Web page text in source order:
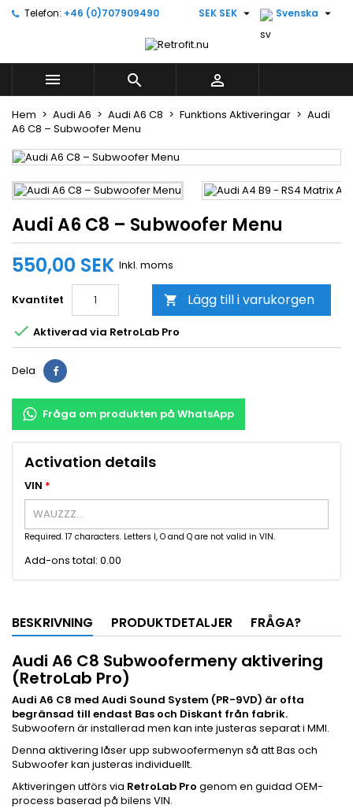
Telefon: +46 (0)707909490 Svenska 
SEK SEK 
  
Hem Audi A6 Audi A6 C8 Funktions Aktiveringar
Audi
A6 C8 – Subwoofer Menu
Audi A6 C8 – Subwoofer Menu
550,00 SEK Inkl. moms
Kvantitet  Lägg till i varukorgen
 Aktiverad via RetroLab Pro
Dela
Fråga om produkten på WhatsApp
Activation details
VIN *
Required. 17 characters. Letters I, O and Q are not valid in VIN.
Add-ons total: 0.00
BESKRIVNING PRODUKTDETALJER FRÅGA?
Audi A6 C8 Subwoofermeny aktivering
(RetroLab Pro)
Audi A6 C8 med Audi Sound System (PR-9VD) är ofta
begränsad till endast Bas och Diskant från fabrik.
Subwoofern är installerad men kan inte justeras separat i MMI.
Denna aktivering låser upp subwoofermenyn så att Bas och
Subwoofer kan justeras individuellt.
Aktiveringen utförs via RetroLab Pro genom en guidad OEM-
process baserad på bilens VIN.
×
add_circle_outlineCreate new list
×
((label))
((cancelText)) ((createText))
×
Du måste vara inloggad för att kunna lägga till
produkter i din önskelista.
((cancelText))